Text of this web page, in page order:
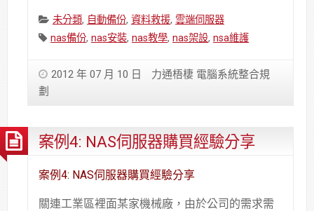
Categories:
未分類, 自動備份, 資料救援, 雲端伺服器
Tags:
nas備份, nas安裝, nas教學, nas架設, nsa維護
2012 年 07 月 10 日
力通梧棲 電腦系統整合規
劃
案例4: NAS伺服器購買經驗分享
案例4: NAS伺服器購買經驗分享
關連工業區裡面某家機械廠，由於公司的需求需